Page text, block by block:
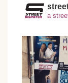
a